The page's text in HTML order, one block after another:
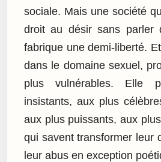
sociale. Mais une société
droit au désir sans parler
fabrique une demi-liberté.
dans le domaine sexuel,
plus vulnérables. Elle
insistants, aux plus
aux plus puissants, aux
qui savent transformer leur
leur abus en exception